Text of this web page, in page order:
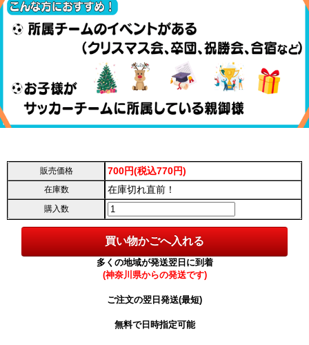
販売価格 700円(税込770円)
在庫数 在庫切れ直前！
購入数
多くの地域が発送翌日に到着
(神奈川県からの発送です)
ご注文の翌日発送(最短)
無料で日時指定可能